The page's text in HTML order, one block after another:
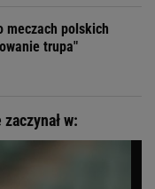
meczach polskich
trupa"
w: